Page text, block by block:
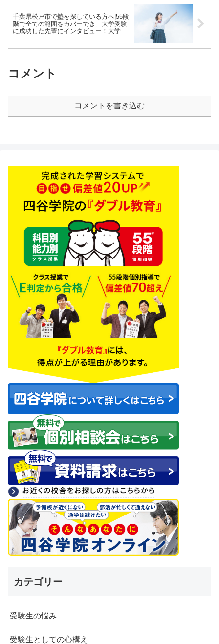
千葉県松戸市で塾を探している方へ|55段
階で全ての範囲をカバーでき、大学受験
に成功した先輩にインタビュー！大学受
コメント
コメントを書き込む
カテゴリー
受験生の悩み
受験生としての心構え